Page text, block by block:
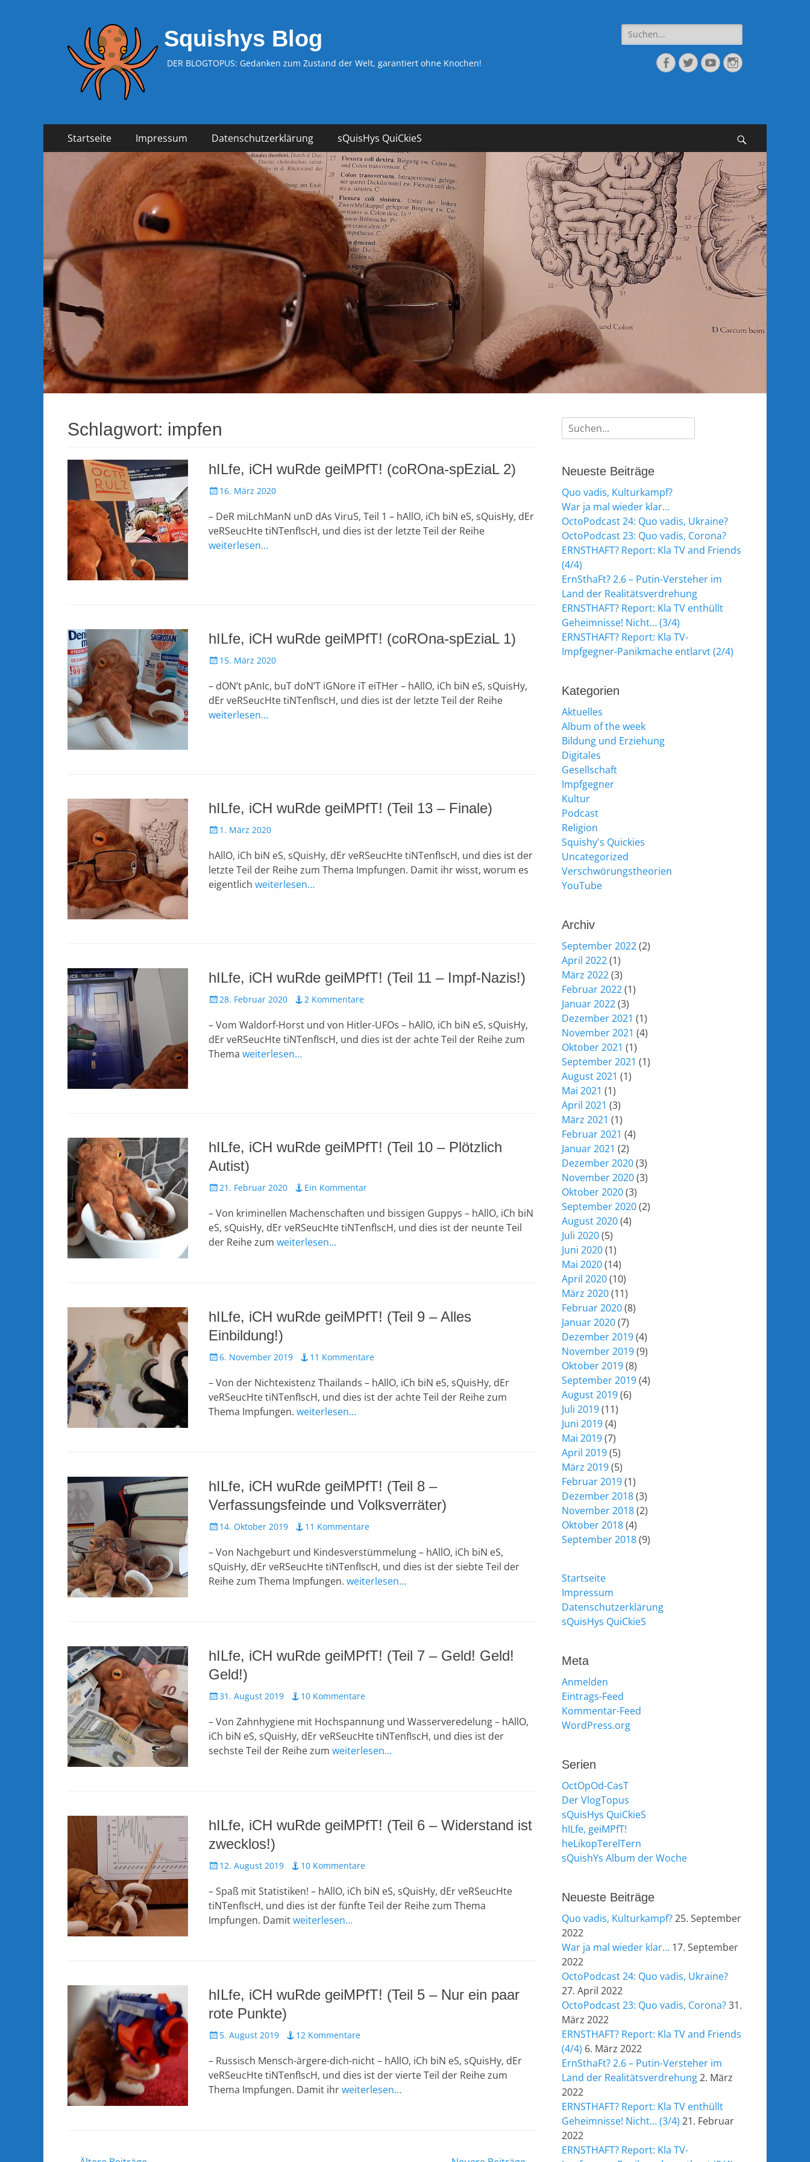
Squishys Blog
DER BLOGTOPUS: Gedanken zum Zustand der Welt, garantiert ohne Knochen!
Suche
nach:
Facebook
TwitterYouTubeInstagram
Primäres
Menü
Inhalt
Startseite Impressum Datenschutzerklärung sQuisHys QuiCkieS
Schlagwort: impfen
hILfe, iCH wuRde geiMPfT! (coROna-spEziaL 2)
Veröffentlicht
16. März 2020
– DeR miLchManN unD dAs ViruS, Teil 1 – hAllO, iCh biN eS, sQuisHy, dEr
veRSeucHte tiNTenfIscH, und dies ist der letzte Teil der Reihe
weiterlesen…
hILfe, iCH wuRde geiMPfT! (coROna-spEziaL 1)
Veröffentlicht
15. März 2020
– dON’t pAnIc, buT doN’T iGNore iT eiTHer – hAllO, iCh biN eS, sQuisHy,
dEr veRSeucHte tiNTenfIscH, und dies ist der letzte Teil der Reihe
weiterlesen…
hILfe, iCH wuRde geiMPfT! (Teil 13 – Finale)
Veröffentlicht
1. März 2020
hAllO, iCh biN eS, sQuisHy, dEr veRSeucHte tiNTenfIscH, und dies ist der
letzte Teil der Reihe zum Thema Impfungen. Damit ihr wisst, worum es
eigentlich weiterlesen…
hILfe, iCH wuRde geiMPfT! (Teil 11 – Impf-Nazis!)
Veröffentlicht
28. Februar 2020 2 Kommentare
– Vom Waldorf-Horst und von Hitler-UFOs – hAllO, iCh biN eS, sQuisHy,
dEr veRSeucHte tiNTenfIscH, und dies ist der achte Teil der Reihe zum
Thema weiterlesen…
hILfe, iCH wuRde geiMPfT! (Teil 10 – Plötzlich
Autist)
Veröffentlicht
21. Februar 2020 Ein Kommentar
– Von kriminellen Machenschaften und bissigen Guppys – hAllO, iCh biN
eS, sQuisHy, dEr veRSeucHte tiNTenfIscH, und dies ist der neunte Teil
der Reihe zum weiterlesen…
hILfe, iCH wuRde geiMPfT! (Teil 9 – Alles
Einbildung!)
Veröffentlicht
6. November 2019 11 Kommentare
– Von der Nichtexistenz Thailands – hAllO, iCh biN eS, sQuisHy, dEr
veRSeucHte tiNTenfIscH, und dies ist der achte Teil der Reihe zum
Thema Impfungen. weiterlesen…
hILfe, iCH wuRde geiMPfT! (Teil 8 –
Verfassungsfeinde und Volksverräter)
Veröffentlicht
14. Oktober 2019 11 Kommentare
– Von Nachgeburt und Kindesverstümmelung – hAllO, iCh biN eS,
sQuisHy, dEr veRSeucHte tiNTenfIscH, und dies ist der siebte Teil der
Reihe zum Thema Impfungen. weiterlesen…
hILfe, iCH wuRde geiMPfT! (Teil 7 – Geld! Geld!
Geld!)
Veröffentlicht
31. August 2019 10 Kommentare
– Von Zahnhygiene mit Hochspannung und Wasserveredelung – hAllO,
iCh biN eS, sQuisHy, dEr veRSeucHte tiNTenfIscH, und dies ist der
sechste Teil der Reihe zum weiterlesen…
hILfe, iCH wuRde geiMPfT! (Teil 6 – Widerstand ist
zwecklos!)
Veröffentlicht
12. August 2019 10 Kommentare
– Spaß mit Statistiken! – hAllO, iCh biN eS, sQuisHy, dEr veRSeucHte
tiNTenfIscH, und dies ist der fünfte Teil der Reihe zum Thema
Impfungen. Damitweiterlesen…
hILfe, iCH wuRde geiMPfT! (Teil 5 – Nur ein paar
rote Punkte)
Veröffentlicht
5. August 2019 12 Kommentare
– Russisch Mensch-ärgere-dich-nicht – hAllO, iCh biN eS, sQuisHy, dEr
veRSeucHte tiNTenfIscH, und dies ist der vierte Teil der Reihe zum
Thema Impfungen. Damit ihrweiterlesen…
Suche
nach:
Neueste Beiträge
Quo vadis, Kulturkampf?
War ja mal wieder klar…
OctoPodcast 24: Quo vadis, Ukraine?
OctoPodcast 23: Quo vadis, Corona?
ERNSTHAFT? Report: Kla TV and Friends
(4/4)
ErnSthaFt? 2.6 – Putin-Versteher im
Land der Realitätsverdrehung
ERNSTHAFT? Report: Kla TV enthüllt
Geheimnisse! Nicht… (3/4)
ERNSTHAFT? Report: Kla TV-
Impfgegner-Panikmache entlarvt (2/4)
Kategorien
Aktuelles
Album of the week
Bildung und Erziehung
Digitales
Gesellschaft
Impfgegner
Kultur
Podcast
Religion
Squishy's Quickies
Uncategorized
Verschwörungstheorien
YouTube
Archiv
September 2022(2)
April 2022(1)
März 2022(3)
Februar 2022(1)
Januar 2022(3)
Dezember 2021 (1)
November 2021 (4)
Oktober 2021 (1)
September 2021 (1)
August 2021 (1)
Mai 2021 (1)
April 2021 (3)
März 2021 (1)
Februar 2021 (4)
Januar 2021 (2)
Dezember 2020(3)
November 2020(3)
Oktober 2020(3)
September 2020(2)
August 2020(4)
Juli 2020(5)
Juni 2020(1)
Mai 2020(14)
April 2020(10)
März 2020(11)
Februar 2020(8)
Januar 2020(7)
Dezember 2019(4)
November 2019(9)
Oktober 2019(8)
September 2019(4)
August 2019(6)
Juli 2019(11)
Juni 2019(4)
Mai 2019(7)
April 2019(5)
März 2019(5)
Februar 2019(1)
Dezember 2018(3)
November 2018(2)
Oktober 2018(4)
September 2018(9)
Startseite
Impressum
Datenschutzerklärung
sQuisHys QuiCkieS
Meta
Anmelden
Eintrags-Feed
Kommentar-Feed
WordPress.org
Serien
OctOpOd-CasT
Der VlogTopus
sQuisHys QuiCkieS
hILfe, geiMPfT!
heLikopTerelTern
sQuishYs Album der Woche
Neueste Beiträge
Quo vadis, Kulturkampf?25. September
2022
War ja mal wieder klar… 17. September
2022
OctoPodcast 24: Quo vadis, Ukraine?
27. April 2022
OctoPodcast 23: Quo vadis, Corona?31.
März 2022
ERNSTHAFT? Report: Kla TV and Friends
(4/4) 6. März 2022
ErnSthaFt? 2.6 – Putin-Versteher im
Land der Realitätsverdrehung2. März
2022
ERNSTHAFT? Report: Kla TV enthüllt
Geheimnisse! Nicht… (3/4) 21. Februar
2022
ERNSTHAFT? Report: Kla TV-